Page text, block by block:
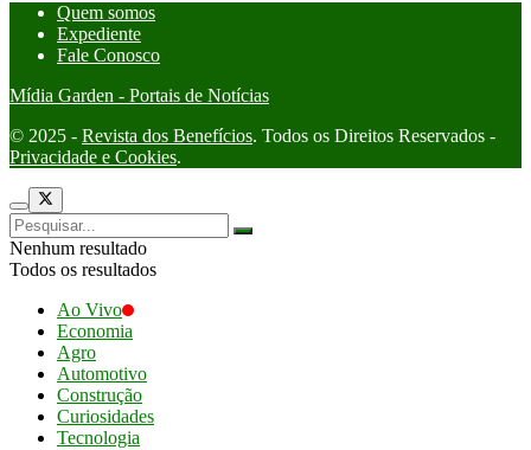
Quem somos
Expediente
Fale Conosco
Mídia Garden - Portais de Notícias
© 2025 - Revista dos Benefícios. Todos os Direitos Reservados -
Privacidade e Cookies.
Nenhum resultado
Todos os resultados
Ao Vivo
Economia
Agro
Automotivo
Construção
Curiosidades
Tecnologia